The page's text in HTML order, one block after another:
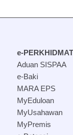
e-
Aduan SISPAA
e-Baki
MARA EPS
MyEduloan
MyUsahawan
MyPremis